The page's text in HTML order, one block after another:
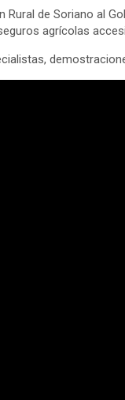
de Soriano al
agrícolas